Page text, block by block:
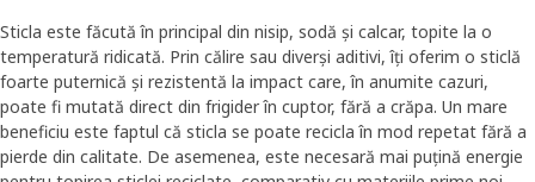
Sticla este făcută în principal din nisip, sodă și calcar, topite la o
temperatură ridicată. Prin călire sau diverși aditivi, îți oferim o sticlă
foarte puternică și rezistentă la impact care, în anumite cazuri,
poate fi mutată direct din frigider în cuptor, fără a crăpa. Un mare
beneficiu este faptul că sticla se poate recicla în mod repetat fără a
pierde din calitate. De asemenea, este necesară mai puțină energie